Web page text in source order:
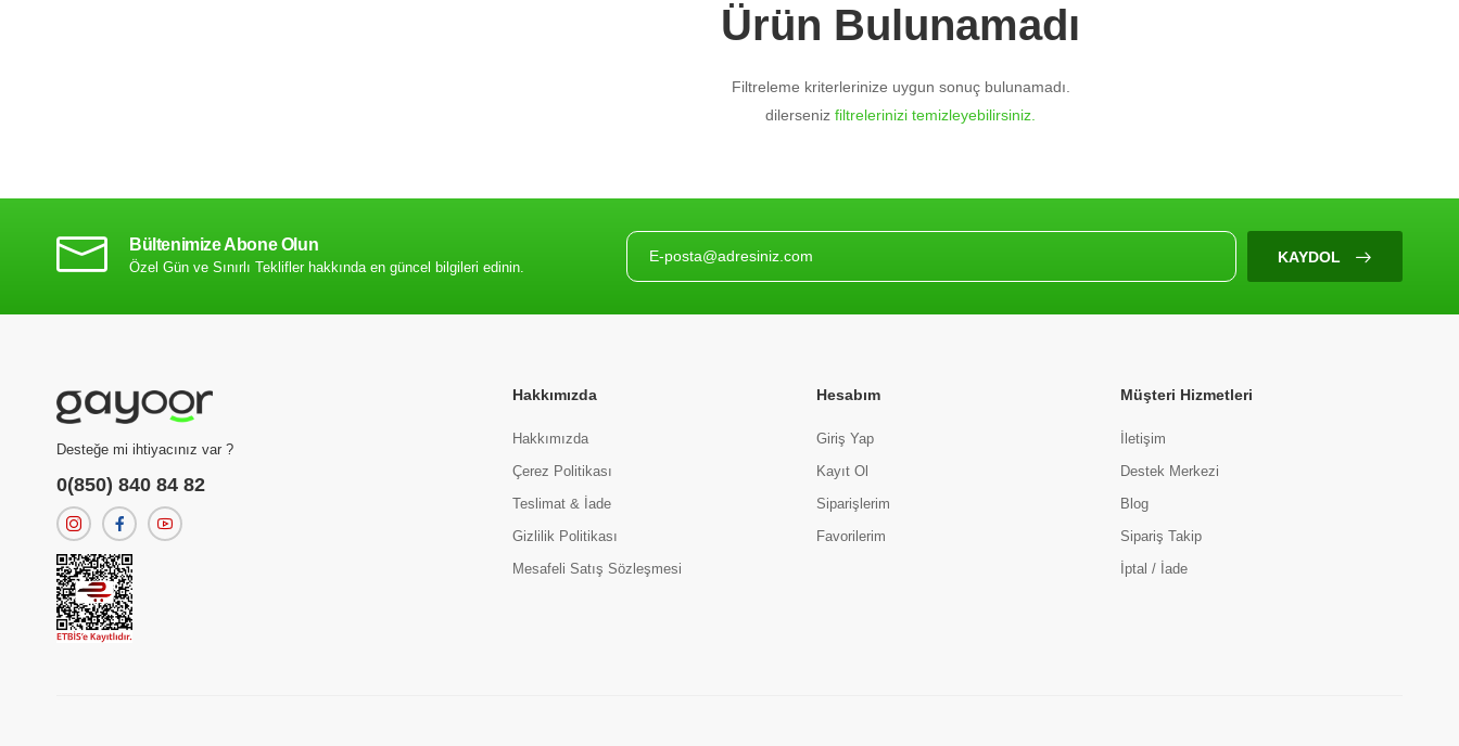
Ürün Bulunamadı
Filtreleme kriterlerinize uygun sonuç bulunamadı.
dilerseniz filtrelerinizi temizleyebilirsiniz.
Bültenimize Abone Olun
Özel Gün ve Sınırlı Teklifler hakkında en güncel bilgileri edinin.
KAYDOL
Desteğe mi ihtiyacınız var ?
0(850) 840 84 82
Hakkımızda
Hakkımızda
Çerez Politikası
Teslimat & İade
Gizlilik Politikası
Mesafeli Satış Sözleşmesi
Hesabım
Giriş Yap
Kayıt Ol
Siparişlerim
Favorilerim
Müşteri Hizmetleri
İletişim
Destek Merkezi
Blog
Sipariş Takip
İptal / İade